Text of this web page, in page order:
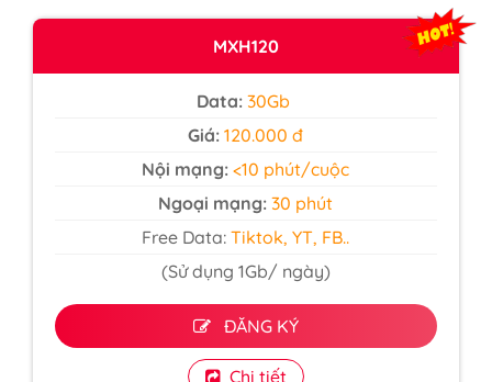
MXH120
Data: 30Gb
Giá:120.000 đ
Nội mạng:<10 phút/cuộc
Ngoại mạng: 30 phút
Free Data:Tiktok, YT, FB..
(Sử dụng 1Gb/ ngày)
ĐĂNG KÝ
Chi tiết